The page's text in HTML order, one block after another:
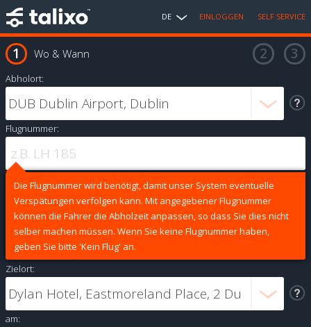
DE EINLOGGEN SELF SERVICE
Wo & Wann
Abholort:
Flugnummer:
Die Flugnummer wird benötigt, damit unser System eventuelle
Verspätungen verfolgen kann. Mit angegebener Flugnummer
können die Fahrer die Abholzeit anpassen, so dass Sie dies nicht
selber machen müssen. Wenn Sie keine Flugnummer haben,
geben Sie bitte 'Kein Flug' an.
Zielort:
am: